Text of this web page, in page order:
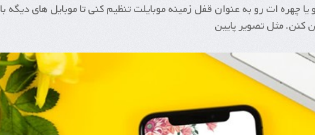
چهره ات رو به عنوان قفل زمینه موبایلت تنظیم کنی تا موبایل های دیگه با
کنن. مثل تصویر پایین